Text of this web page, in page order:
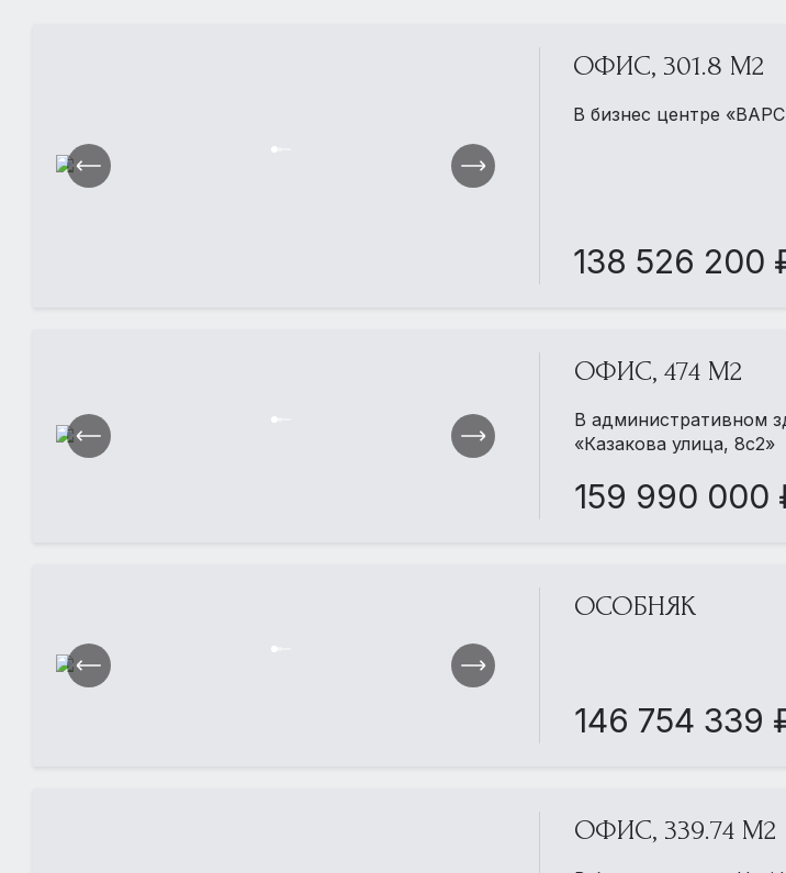
ОФИС, 301.8 М2
В бизнес центре
138 526 200
ОФИС, 474 М2
В административном
«Казакова улица, 8с2»
159 990 000
ОСОБНЯК
146 754 339
ОФИС, 339.74 М2